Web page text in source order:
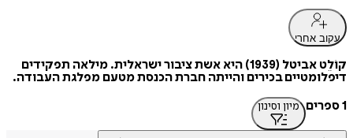
עקוב אחרי
קוֹלֵט אביטל (1939) היא אשת ציבור ישראלית. מילאה תפקידים
דיפלומטיים בכירים והייתה חברת הכנסת מטעם מפלגת העבודה.
1 ספרים
מיון וסינון